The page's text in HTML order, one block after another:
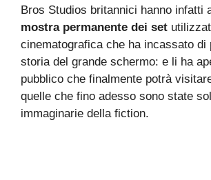
Bros Studios britannici hanno infatti
mostra permanente dei set
cinematografica che ha incassato di
storia del grande schermo: e li ha
pubblico che finalmente potrà
quelle che fino adesso sono state
immaginarie della fiction.